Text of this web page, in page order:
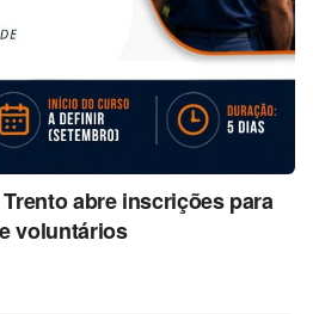
abre inscrições para
voluntários